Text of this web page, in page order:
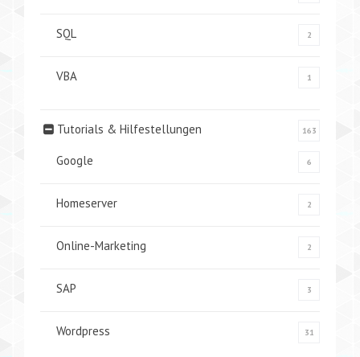
SQL 2
VBA 1
Tutorials & Hilfestellungen 163
Google 6
Homeserver 2
Online-Marketing 2
SAP 3
Wordpress 31